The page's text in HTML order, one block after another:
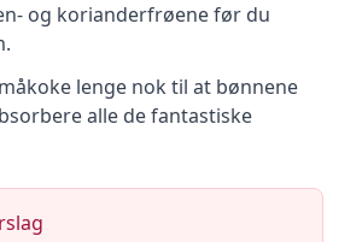
og korianderfrøene før du
lenge nok til at bønnene
alle de fantastiske